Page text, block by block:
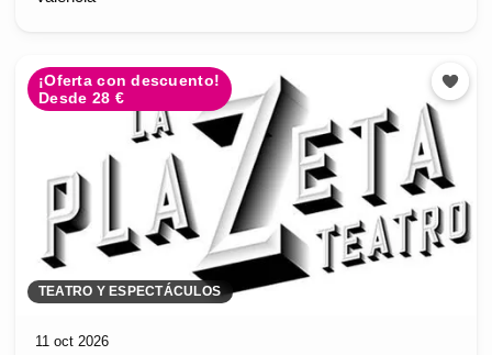
¡Oferta con descuento!
Desde 28 €
TEATRO Y ESPECTÁCULOS
11 oct 2026